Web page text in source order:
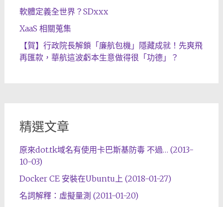
軟體定義全世界？SDxxx
XaaS 相關蒐集
【賀】行政院長解鎖「廉航包機」隱藏成就！先爽飛
再匯款，華航這波虧本生意做得很「功德」？
精選文章
原來dot.tk域名有使用卡巴斯基防毒 不過… (2013-
10-03)
Docker CE 安裝在Ubuntu上 (2018-01-27)
名詞解釋：虛擬量測 (2011-01-20)